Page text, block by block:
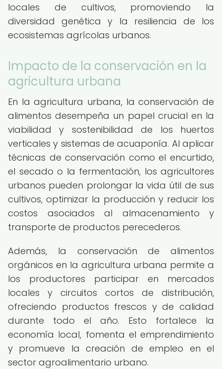
locales de cultivos, promoviendo la
diversidad genética y la resiliencia de los
ecosistemas agrícolas urbanos.
Impacto de la conservación en la
agricultura urbana
En la agricultura urbana, la conservación de
alimentos desempeña un papel crucial en la
viabilidad y sostenibilidad de los huertos
verticales y sistemas de acuaponía. Al aplicar
técnicas de conservación como el encurtido,
el secado o la fermentación, los agricultores
urbanos pueden prolongar la vida útil de sus
cultivos, optimizar la producción y reducir los
costos asociados al almacenamiento y
transporte de productos perecederos.
Además, la conservación de alimentos
orgánicos en la agricultura urbana permite a
los productores participar en mercados
locales y circuitos cortos de distribución,
ofreciendo productos frescos y de calidad
durante todo el año. Esto fortalece la
economía local, fomenta el emprendimiento
y promueve la creación de empleo en el
sector agroalimentario urbano.